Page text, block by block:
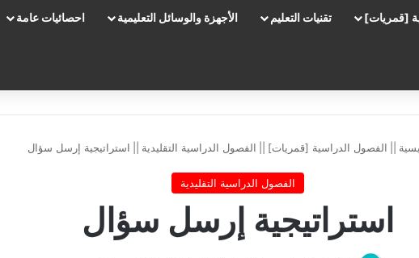
[قمريات] تقنيات التعليم الأجهزة والوسائل التعليمية احصائيات عامة
الفصول الدراسية [قمريات] الفصول الدراسية التقليدية استراتيجية إرسل سؤال
الفصول الدراسية التقليدية
استراتيجية إرسل سؤال